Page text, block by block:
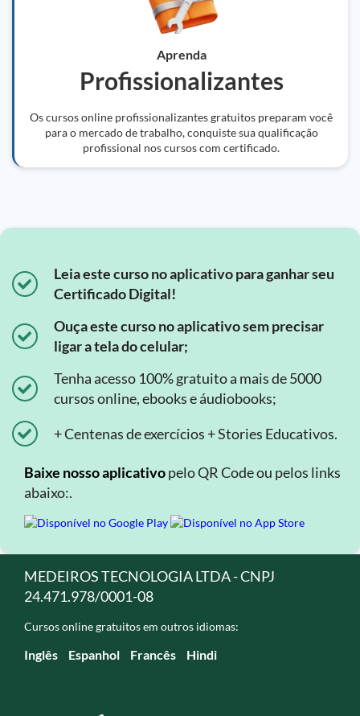
Aprenda
Profissionalizantes
Os cursos online profissionalizantes gratuitos preparam você
para o mercado de trabalho, conquiste sua qualificação
profissional nos cursos com certificado.
Leia este curso no aplicativo para ganhar seu
Certificado Digital!
Ouça este curso no aplicativo sem precisar
ligar a tela do celular;
Tenha acesso 100% gratuito a mais de 5000
cursos online, ebooks e áudiobooks;
+ Centenas de exercícios + Stories Educativos.
Baixe nosso aplicativopelo QR Code ou pelos links
abaixo:.
MEDEIROS TECNOLOGIA LTDA - CNPJ
24.471.978/0001-08
Cursos online gratuitos em outros idiomas:
Inglês Espanhol Francês Hindi